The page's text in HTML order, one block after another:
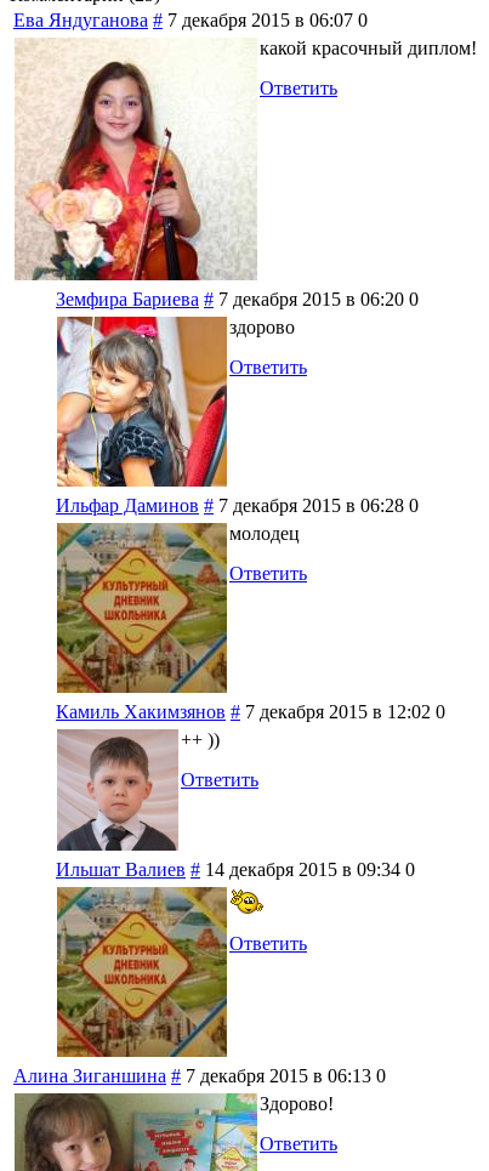
Ева Яндуганова # 7 декабря 2015 в 06:07 0
какой красочный диплом!
Ответить
Земфира Бариева # 7 декабря 2015 в 06:20 0
здорово
Ответить
Ильфар Даминов # 7 декабря 2015 в 06:28 0
молодец
Ответить
Камиль Хакимзянов # 7 декабря 2015 в 12:02 0
++ ))
Ответить
Ильшат Валиев # 14 декабря 2015 в 09:34 0
Ответить
Алина Зиганшина # 7 декабря 2015 в 06:13 0
Здорово!
Ответить